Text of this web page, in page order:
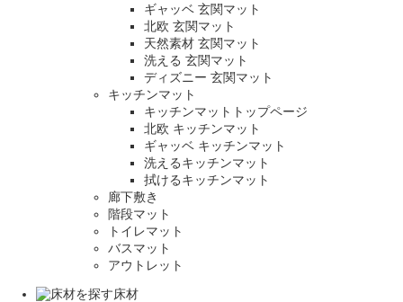
ギャッベ 玄関マット
北欧 玄関マット
天然素材 玄関マット
洗える 玄関マット
ディズニー 玄関マット
キッチンマット
キッチンマットトップページ
北欧 キッチンマット
ギャッベ キッチンマット
洗えるキッチンマット
拭けるキッチンマット
廊下敷き
階段マット
トイレマット
バスマット
アウトレット
床材